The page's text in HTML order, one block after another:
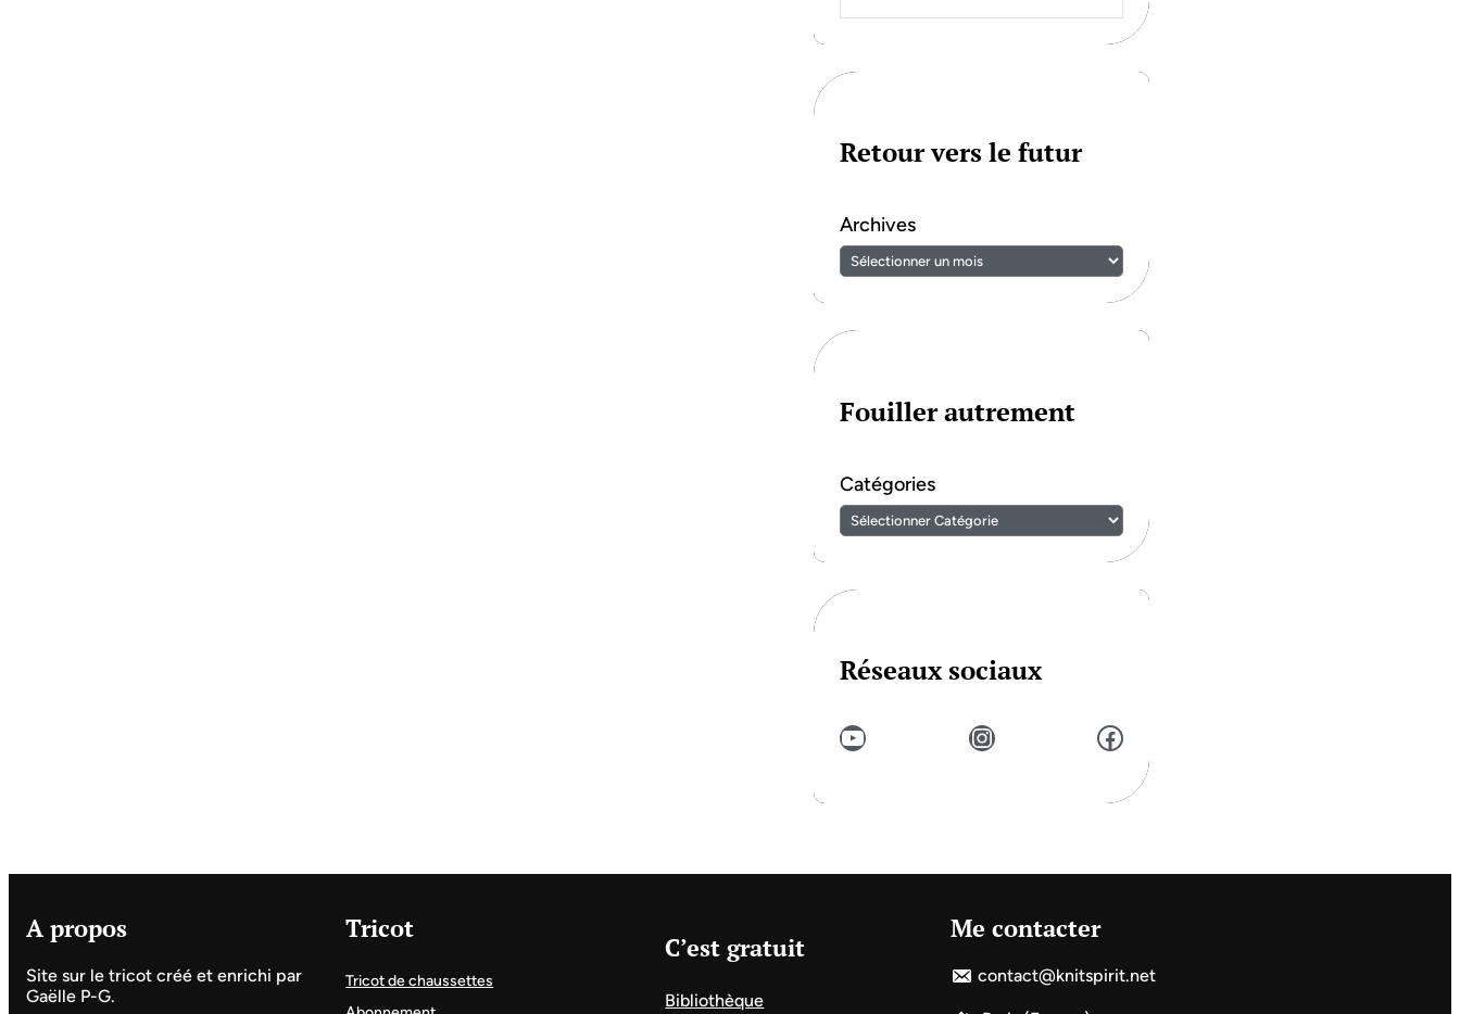
Retour vers le futur
Archives
Fouiller autrement
Catégories
Réseaux sociaux
YouTube Instagram Facebook
A propos
Site sur le tricot créé et enrichi par
Gaëlle P-G.
Tricot
Tricot de chaussettes
C’est gratuit
Bibliothèque
Me contacter
contact@knitspirit.net